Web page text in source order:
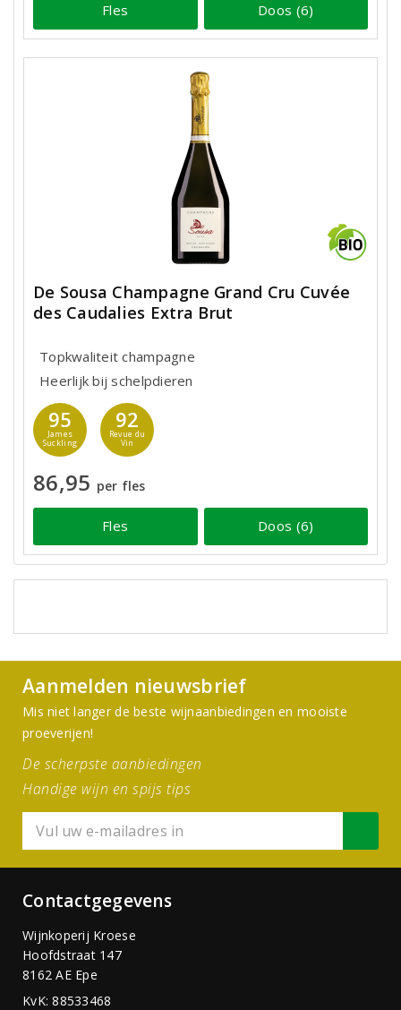
Fles Doos (6)
De Sousa Champagne Grand Cru Cuvée
des Caudalies Extra Brut
Topkwaliteit champagne
Heerlijk bij schelpdieren
95
James
Suckling
92
Revue du
Vin
86,95 per fles
Fles Doos (6)
Aanmelden nieuwsbrief
Mis niet langer de beste wijnaanbiedingen en mooiste
proeverijen!
De scherpste aanbiedingen
Handige wijn en spijs tips
Contactgegevens
Wijnkoperij Kroese
Hoofdstraat 147
8162 AE Epe
KvK: 88533468